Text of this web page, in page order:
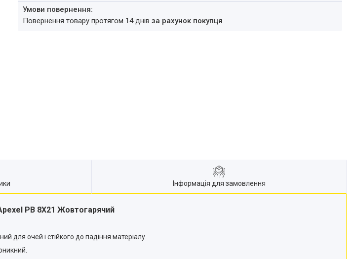
повернення товару протягом 14 днів за рахунок покупця
Інформація для замовлення
PB 8X21 Жовтогарячий
для очей і стійкого до падіння матеріалу.